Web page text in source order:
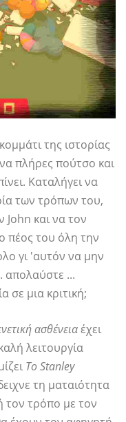
της ιστορίας
πλήρες πούτσο και
Καταλήγει να
των τρόπων του,
John και να τον
πέος του όλη την
γι 'αυτόν να μην
απολαύστε ...
μια κριτική;
ασθένειαέχει
λειτουργία
Το Stanley
τη ματαιότητα
τον τρόπο με τον